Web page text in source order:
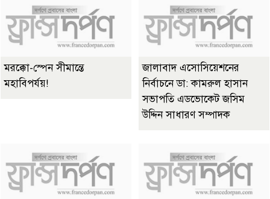
মরক্কো-স্পেন সীমান্তে
মহাবিপর্যয়!
জালাবাদ এসোসিয়েশনের
নির্বাচনে ডা: কামরুল হাসান
সভাপতি এডভোকেট জসিম
উদ্দিন সাধারণ সম্পাদক